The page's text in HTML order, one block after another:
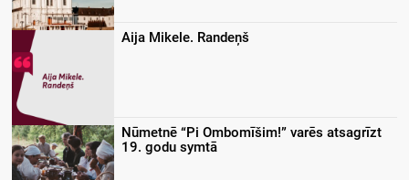
Aija Mikele. Randeņš
Nūmetnē “Pi Ombomīšim!” varēs atsagrīzt
19. godu symtā